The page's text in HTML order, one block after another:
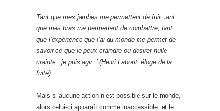
Tant que mes jambes me permettent de fuir, tant
que mes bras me permettent de combattre, tant
que l’expérience que j’ai du monde me permet de
savoir ce que je peux craindre ou désirer nulle
crainte : je puis agir. ’ (Henri Laborit, éloge de la
fuite)
Mais si aucune action n’est possible sur le monde,
alors celui-ci apparaît comme inaccessible, et le